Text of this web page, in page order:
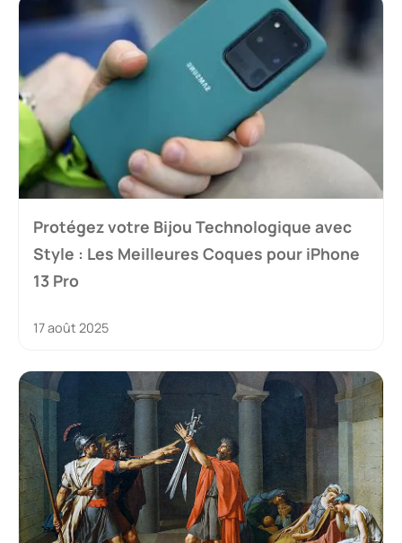
Protégez votre Bijou Technologique avec
Style : Les Meilleures Coques pour iPhone
13 Pro
17 août 2025